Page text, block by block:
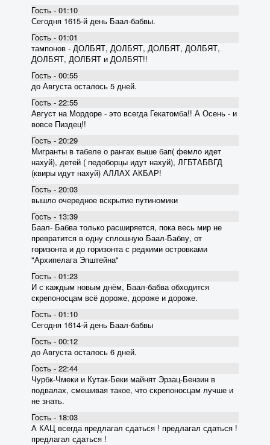
Гость - 01:10
Сегодня 1615-й день Баал-бабвы.
Гость - 01:01
тампонов - ДОЛБЯТ, ДОЛБЯТ, ДОЛБЯТ, ДОЛБЯТ,
ДОЛБЯТ, ДОЛБЯТ и ДОЛБЯТ!!
Гость - 00:55
до Августа осталось 5 дней.
Гость - 22:55
Август на Мордоре - это всегда Гекатомба!! А Осень - и
вовсе Пиздец!!
Гость - 20:29
Мигранты в табеле о рангах выше бап( фемло идет
нахуй), детей ( педоборцы идут нахуй), ЛГБТАБВГД
(квиры идут нахуй) АЛЛАХ АКБАР!
Гость - 20:03
вышло очередное вскрытие пyтиномики
Гость - 13:39
Баал- Бабва только расширяется, пока весь мир не
превратится в одну сплошную Баал-Бабву, от
горизонта и до горизонта с редкими островками
"Архипелага Эпштейна"
Гость - 01:23
И с каждым новым днём, Баал-бабва обходится
скрепоносцам всё дороже, дороже и дороже.
Гость - 01:10
Сегодня 1614-й день Баал-бабвы
Гость - 00:12
до Августа осталось 6 дней.
Гость - 22:44
Чурбк-Чмеки и Кутак-Беки майнят Эрзац-Бензин в
подвалах, смешивая такое, что скрепоносцам лучше и
не знать.
Гость - 18:03
А КАЦ всегда предлагал сдаться ! предлагал сдаться !
предлагал сдаться !